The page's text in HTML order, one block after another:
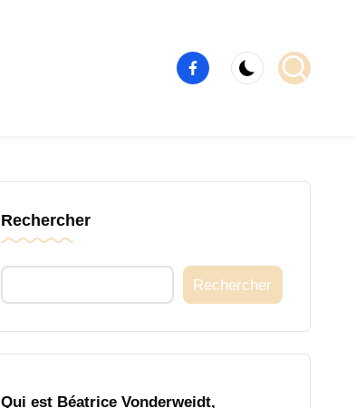
Élément
de
Rechercher
Rechercher
Qui est Béatrice Vonderweidt,